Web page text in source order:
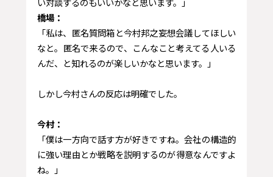
橋場：
「私は、匿名質問箱と今村邦之妄想会議してほしい
なと。匿名で来るので、こんなこと考えてる人いる
んだ、と知れるのが楽しいかなと思います。」
しかし今村さんの反応は明確でした。
今村：
「僕は一方向で話す方が好きですね。会社の構造的
に強い理由とか戦略を説明するのが得意なんですよ
ね。」